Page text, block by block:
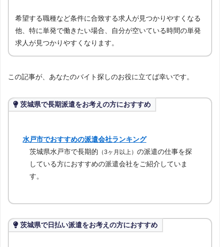
希望する職種など条件に合致する求人が見つかりやすくなる
他、特に単発で働きたい場合、自分が空いている時間の単発
求人が見つかりやすくなります。
この記事が、あなたのバイト探しのお役に立てば幸いです。
茨城県で長期派遣をお考えの方におすすめ
水戸市でおすすめの派遣会社ランキング
茨城県水戸市で長期的 （3ヶ月以上） の派遣の仕事を探
している方におすすめの派遣会社をご紹介していま
す。
茨城県で日払い派遣をお考えの方におすすめ